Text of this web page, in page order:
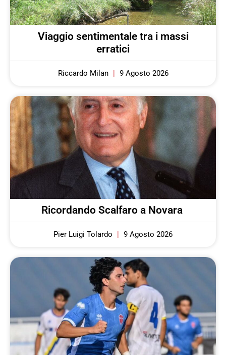
Viaggio sentimentale tra i massi
erratici
Riccardo Milan 9 Agosto 2026
Ricordando Scalfaro a Novara
Pier Luigi Tolardo 9 Agosto 2026